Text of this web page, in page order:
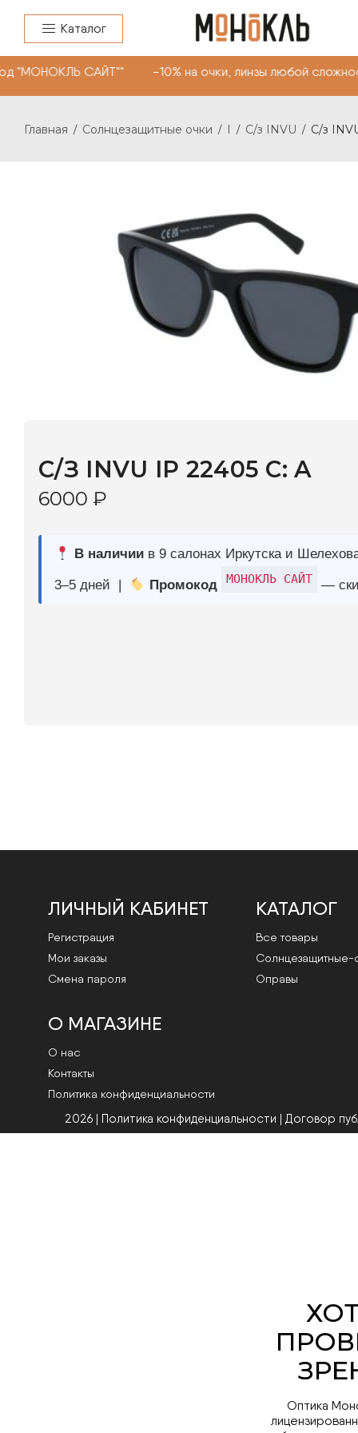
Каталог
САЙТ"" -10% на очки, линзы любой
Главная / Солнцезащитные очки / I / С/з INVU / С/з
В наличии в 9 салонах Иркутска и Шелехова |
ЛИЧНЫЙ КАБИНЕТ
Регистрация
Мои заказы
Смена пароля
КАТАЛОГ
Все товары
Cолнцезащитные-
Оправы
О МАГАЗИНЕ
О нас
Контакты
Политика конфиденциальности
2026 | Политика конфиденциальности Договор
Оптика